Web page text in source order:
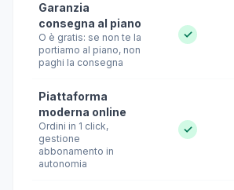
Garanzia
consegna al piano
O è gratis: se non te la
portiamo al piano, non
paghi la consegna
✓
Piattaforma
moderna online
Ordini in 1 click,
gestione
abbonamento in
autonomia
✓